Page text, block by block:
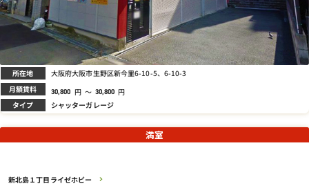
所在地 大阪府大阪市生野区新今里6-10-5、6-10-3
月額賃料 30,800 円 ～ 30,800 円
タイプ シャッターガレージ
新北島１丁目ライゼホビー
満室